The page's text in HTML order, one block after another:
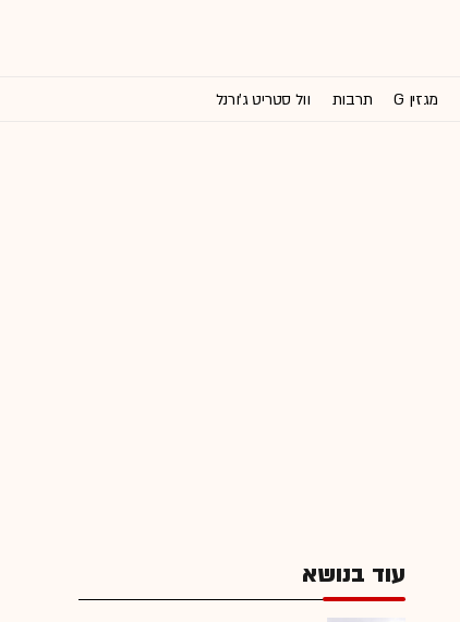
מגזין G תרבות וול סטריט ג'ורנל
עוד בנושא